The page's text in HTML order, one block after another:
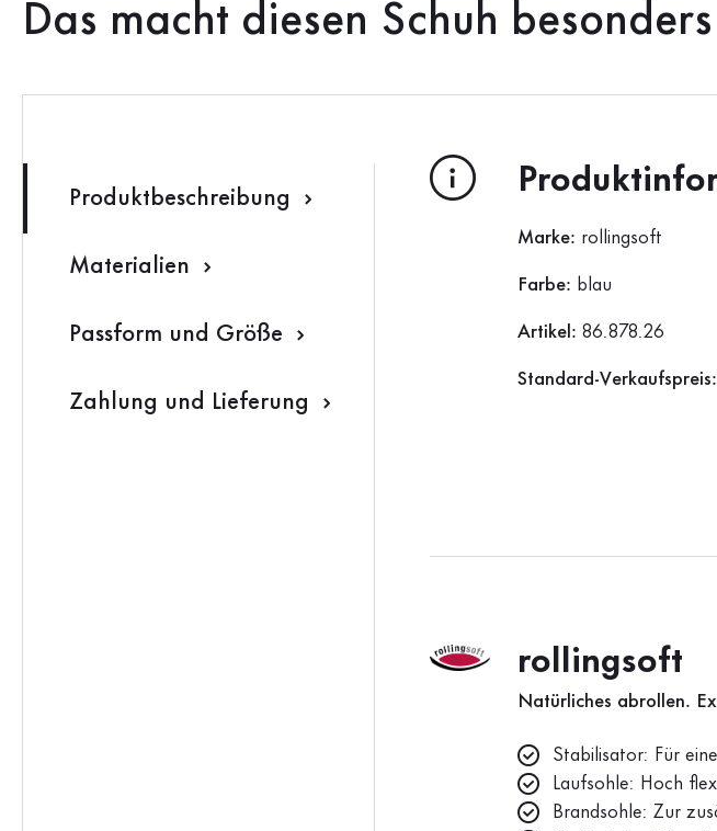
Das macht diesen Schuh besonders
Produktbeschreibung
Materialien
Passform und Größe
Zahlung und Lieferung
Marke: rollingsoft
Farbe: blau
Artikel: 86.878.26
Standard-Verkaufspreis:
rollingsoft
Natürliches abrollen.
Stabilisator: Für
Laufsohle: Hoch
Brandsohle: Zur